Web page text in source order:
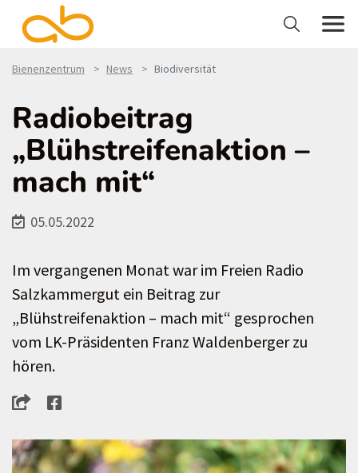
Bienenzentrum News Biodiversität
Radiobeitrag
„Blühstreifenaktion –
mach mit“
05.05.2022
Im vergangenen Monat war im Freien Radio
Salzkammergut ein Beitrag zur
„Blühstreifenaktion – mach mit“ gesprochen
vom LK-Präsidenten Franz Waldenberger zu
hören.